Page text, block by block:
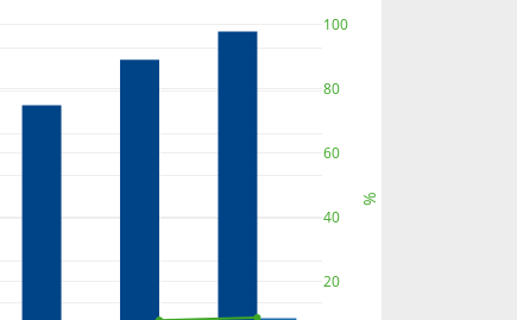
20
40
60
80
100
%